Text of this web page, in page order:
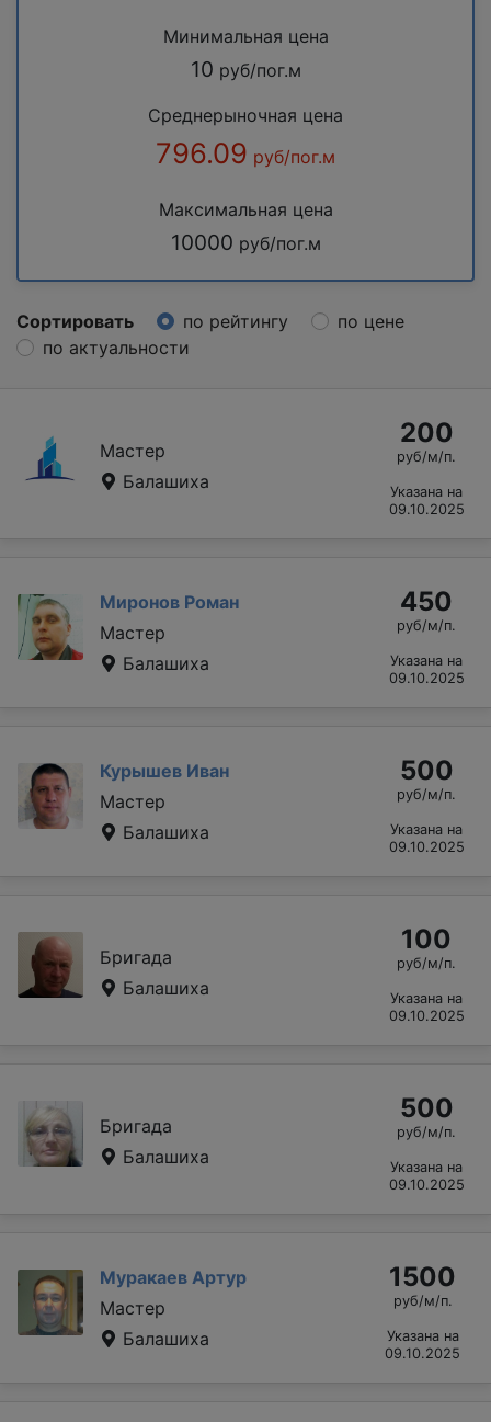
Минимальная цена
10 руб/пог.м
Среднерыночная цена
796.09 руб/пог.м
Максимальная цена
10000 руб/пог.м
Сортировать по рейтингу
по цене
по актуальности
Мастер
Балашиха
200
руб/м/п.
Указана на
09.10.2025
Миронов Роман
Мастер
Балашиха
450
руб/м/п.
Указана на
09.10.2025
Курышев Иван
Мастер
Балашиха
500
руб/м/п.
Указана на
09.10.2025
Бригада
Балашиха
100
руб/м/п.
Указана на
09.10.2025
Бригада
Балашиха
500
руб/м/п.
Указана на
09.10.2025
Муракаев Артур
Мастер
Балашиха
1500
руб/м/п.
Указана на
09.10.2025